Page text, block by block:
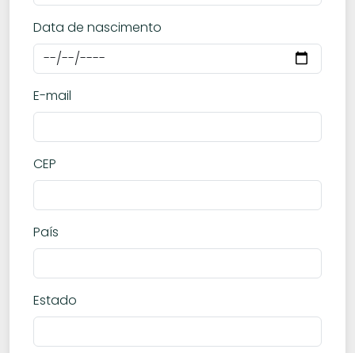
Data de nascimento
E-mail
CEP
País
Estado